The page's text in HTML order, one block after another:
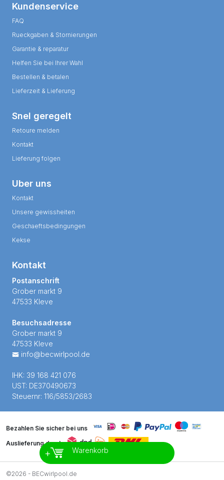
+ Warenkorb
Kundenservice
FAQ
Rueckgaben & Stornierungen
Garantie & reparatur
Helfen Sie bei Ihrer Wahl
Bestellen & betalen
Lieferzeit & Lieferung
Snel geregelt
Retoure melden
Kontakt
Lieferung folgen
Uber uns
Kontakt
Unsere gewissheiten
Geschaeftsbedingungen
Kekse
Kontakt
Postanschrift
Grober markt 9
47533 Kleve
Besuchsadresse
Grober markt 9
47533 Kleve
info@becwirlpool.de
IHK: 39 168 421 076
UST: DE370490673
Steuernr: 116/5853/2683
Bezahlen Sie sicher bei uns
Auslieferung durch
©2026 - BECwirlpool.de